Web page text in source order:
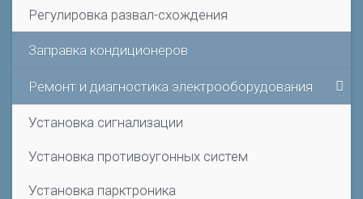
Регулировка развал-схождения
Заправка кондиционеров
Ремонт и диагностика электрооборудования
Установка сигнализации
Установка противоугонных систем
Установка парктроника